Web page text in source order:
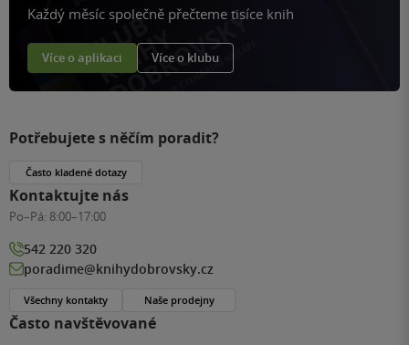
Každý měsíc společně přečteme tisíce knih
Více o aplikaci Více o klubu
Často navštěvované
Potřebujete s něčím poradit?
Často kladené dotazy
Kontaktujte nás
Po–Pá: 8:00–17:00
542 220 320
poradime@knihydobrovsky.cz
Všechny kontakty Naše prodejny